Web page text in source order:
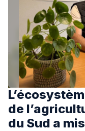
de
du Sud a